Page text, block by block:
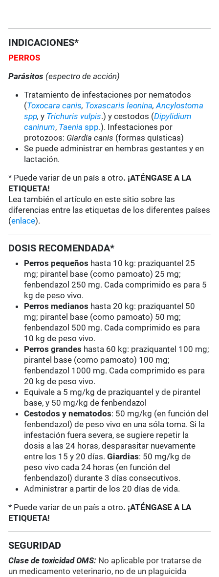
INDICACIONES*
PERROS
Parásitos (espectro de acción)
Tratamiento de infestaciones por nematodos
(Toxocara canis, Toxascaris leonina,Ancylostoma
spp,y Trichuris vulpis.) y cestodos (Dipylidium
caninum, Taenia spp.). Infestaciones por
protozoos: Giardia canis (formas quísticas)
Se puede administrar en hembras gestantes y en
lactación.
* Puede variar de un país a otro. ¡ATÉNGASE A LA
ETIQUETA!
Lea también el artículo en este sitio sobre las
diferencias entre las etiquetas de los diferentes países
(enlace).
DOSIS RECOMENDADA*
Perros pequeños hasta 10 kg: praziquantel 25
mg; pirantel base (como pamoato) 25 mg;
fenbendazol 250 mg. Cada comprimido es para 5
kg de peso vivo.
Perros medianos hasta 20 kg: praziquantel 50
mg; pirantel base (como pamoato) 50 mg;
fenbendazol 500 mg. Cada comprimido es para
10 kg de peso vivo.
Perros grandes hasta 60 kg: praziquantel 100 mg;
pirantel base (como pamoato) 100 mg;
fenbendazol 1000 mg. Cada comprimido es para
20 kg de peso vivo.
Equivale a 5 mg/kg de praziquantel y de pirantel
base, y 50 mg/kg de fenbendazol
Cestodos y nematodos: 50 mg/kg (en función del
fenbendazol) de peso vivo en una sóla toma. Si la
infestación fuera severa, se sugiere repetir la
dosis a las 24 horas, desparasitar nuevamente
entre los 15 y 20 días.Giardias: 50 mg/kg de
peso vivo cada 24 horas (en función del
fenbendazol) durante 3 días consecutivos.
Administrar a partir de los 20 días de vida.
* Puede variar de un país a otro. ¡ATÉNGASE A LA
ETIQUETA!
SEGURIDAD
Clase de toxicidad OMS: No aplicable por tratarse de
un medicamento veterinario, no de un plaguicida